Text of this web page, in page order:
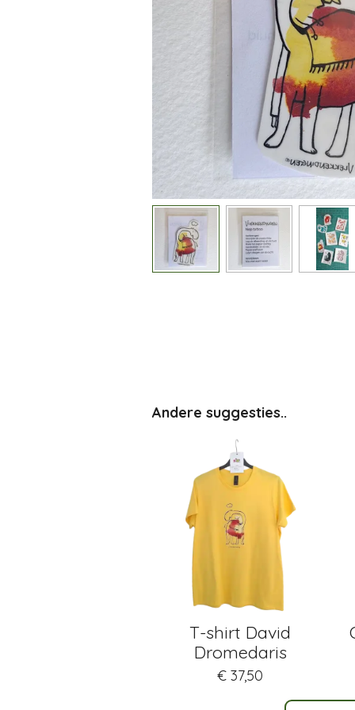
Andere suggesties..
T-shirt David
Dromedaris
€ 37,50